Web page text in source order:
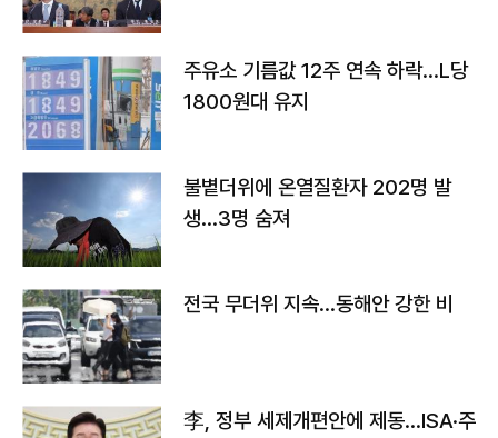
주유소 기름값 12주 연속 하락…L당
1800원대 유지
불볕더위에 온열질환자 202명 발
생…3명 숨져
전국 무더위 지속…동해안 강한 비
李, 정부 세제개편안에 제동…ISA·주